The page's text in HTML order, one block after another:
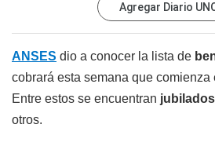
Agregar Diario
ANSES dio a conocer la lista de
cobrará esta semana que comienza
Entre estos se encuentran
otros.